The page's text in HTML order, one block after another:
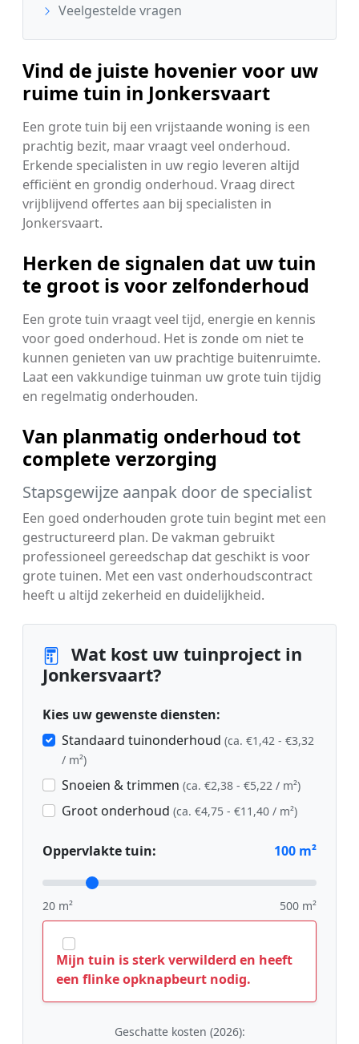
Veelgestelde vragen
Vind de juiste hovenier voor uw
ruime tuin in Jonkersvaart
Een grote tuin bij een vrijstaande woning is een
prachtig bezit, maar vraagt veel onderhoud.
Erkende specialisten in uw regio leveren altijd
efficiënt en grondig onderhoud. Vraag direct
vrijblijvend offertes aan bij specialisten in
Jonkersvaart.
Herken de signalen dat uw tuin
te groot is voor zelfonderhoud
Een grote tuin vraagt veel tijd, energie en kennis
voor goed onderhoud. Het is zonde om niet te
kunnen genieten van uw prachtige buitenruimte.
Laat een vakkundige tuinman uw grote tuin tijdig
en regelmatig onderhouden.
Van planmatig onderhoud tot
complete verzorging
Stapsgewijze aanpak door de specialist
Een goed onderhouden grote tuin begint met een
gestructureerd plan. De vakman gebruikt
professioneel gereedschap dat geschikt is voor
grote tuinen. Met een vast onderhoudscontract
heeft u altijd zekerheid en duidelijkheid.
Wat kost uw tuinproject in
Jonkersvaart?
Kies uw gewenste diensten:
Standaard tuinonderhoud (ca. €1,42 - €3,32
/ m²)
Snoeien & trimmen (ca. €2,38 - €5,22 / m²)
Groot onderhoud (ca. €4,75 - €11,40 / m²)
Oppervlakte tuin: 100 m²
20 m² 500 m²
Mijn tuin is sterk verwilderd en heeft
een flinke opknapbeurt nodig.
Geschatte kosten (2026):